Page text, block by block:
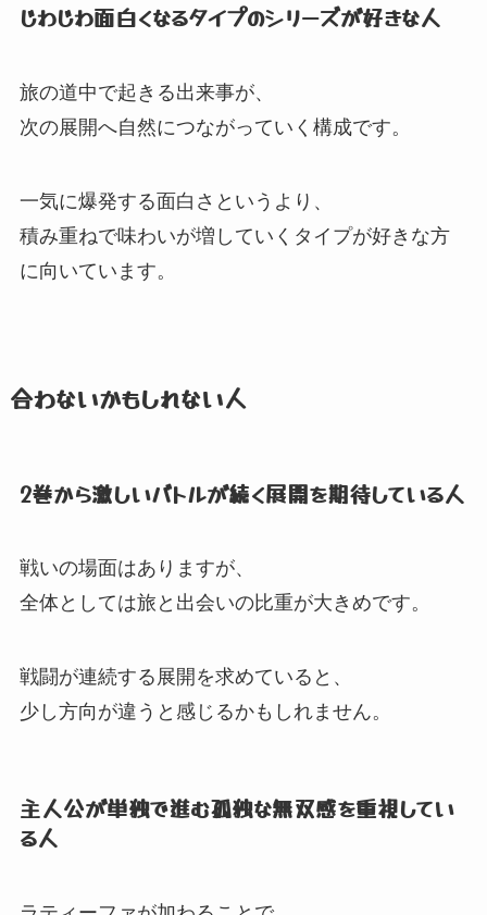
じわじわ面白くなるタイプのシリーズが好きな人
旅の道中で起きる出来事が、
次の展開へ自然につながっていく構成です。
一気に爆発する面白さというより、
積み重ねで味わいが増していくタイプが好きな方
に向いています。
合わないかもしれない人
2巻から激しいバトルが続く展開を期待している人
戦いの場面はありますが、
全体としては旅と出会いの比重が大きめです。
戦闘が連続する展開を求めていると、
少し方向が違うと感じるかもしれません。
主人公が単独で進む孤独な無双感を重視してい
る人